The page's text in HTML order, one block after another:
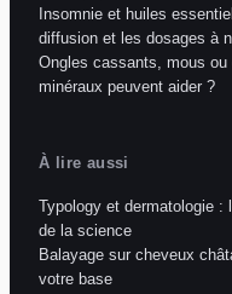
Insomnie et huiles
diffusion et les dosages à
Ongles cassants, mous
minéraux peuvent aider ?
À lire aussi
Typology et dermatologie :
de la science
Balayage sur cheveux
votre base